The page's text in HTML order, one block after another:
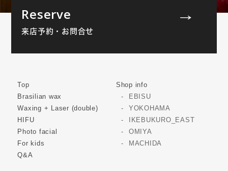
Reserve
来店予約・お問合せ
Top
Brasilian wax
Waxing + Laser (double)
HIFU
Photo facial
For kids
Q&A
Shop info
EBISU
YOKOHAMA
IKEBUKURO_EAST
OMIYA
MACHIDA